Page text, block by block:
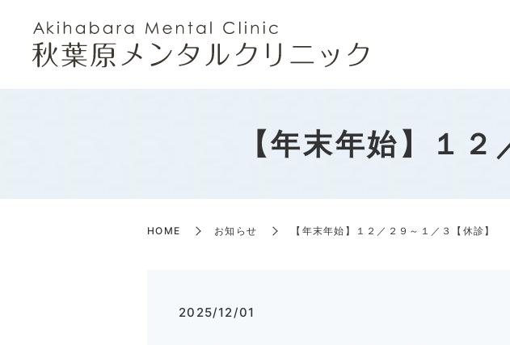
【年末年始】１
HOME お知らせ 【年末年始】１２／２９～１／３【休診】
2025/12/01